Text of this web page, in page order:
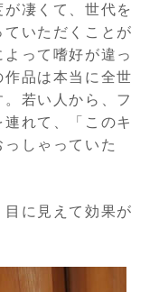
凄くて、世代を
いただくことが
って嗜好が違っ
品は本当に全世
若い人から、フ
れて、「このキ
しゃっていた
に見えて効果が